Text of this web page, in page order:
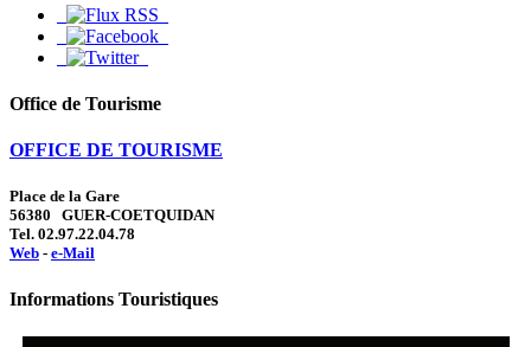
Office de Tourisme
OFFICE DE TOURISME
Place de la Gare
56380 GUER-COETQUIDAN
Tel. 02.97.22.04.78
Web - e-Mail
Informations Touristiques